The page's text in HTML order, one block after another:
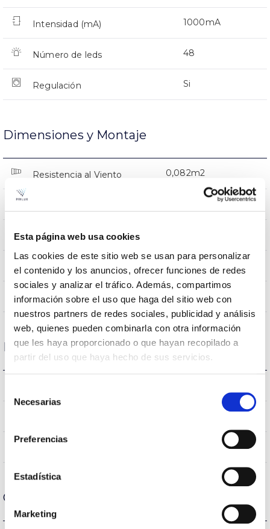
Esta página web usa cookies
Las cookies de este sitio web se usan para personalizar
el contenido y los anuncios, ofrecer funciones de redes
sociales y analizar el tráfico. Además, compartimos
información sobre el uso que haga del sitio web con
nuestros partners de redes sociales, publicidad y análisis
web, quienes pueden combinarla con otra información
que les haya proporcionado o que hayan recopilado a
partir del uso que haya hecho de sus servicios.
Necesarias
Preferencias
Estadística
Marketing
Intensidad (mA) 1000mA
Número de leds 48
Regulación Si
Dimensiones y Montaje
Resistencia al Viento 0,082m2
Dimensiones
Empalmable No
Iluminación Directa
Datos ópticos
AEXL0M
Carcasa y Acabado